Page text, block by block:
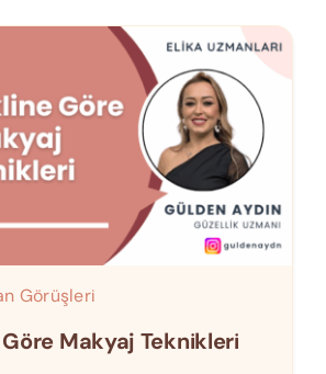
Görüşleri
Makyaj Teknikleri